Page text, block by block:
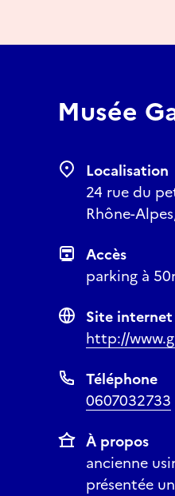
Musée
Localisation
24 rue du
Rhône-
Accès
parking à
Site internet
http://
Téléphone
0607032733
À propos
ancienne
présentée